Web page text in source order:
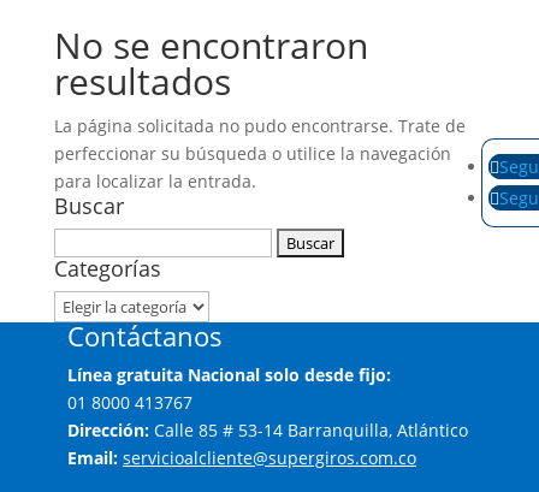
No se encontraron
resultados
La página solicitada no pudo encontrarse. Trate de
perfeccionar su búsqueda o utilice la navegación
para localizar la entrada.
Buscar
Categorías
Categorías
Contáctanos
Línea gratuita Nacional solo desde fijo:
01 8000 413767
Dirección: Calle 85 # 53-14 Barranquilla, Atlántico
Email: servicioalcliente@supergiros.com.co